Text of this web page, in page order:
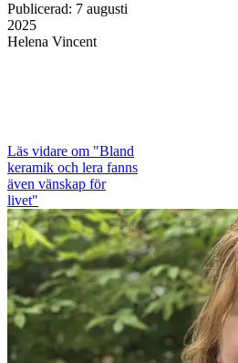
Publicerad: 7 augusti
2025
Helena Vincent
Läs vidare om "Bland
keramik och lera fanns
även vänskap för
livet"